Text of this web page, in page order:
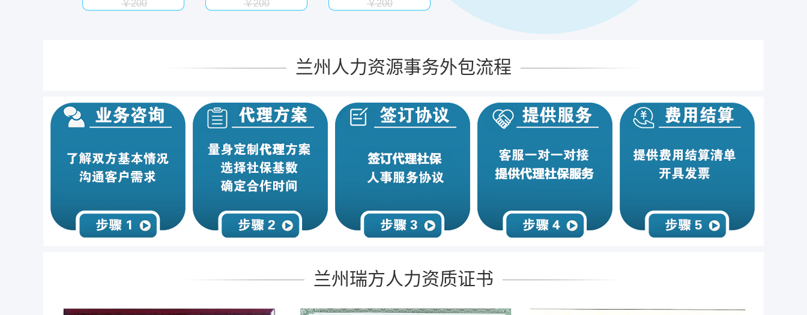
￥200 ￥200 ￥200
兰州人力资源事务外包流程
兰州瑞方人力资质证书